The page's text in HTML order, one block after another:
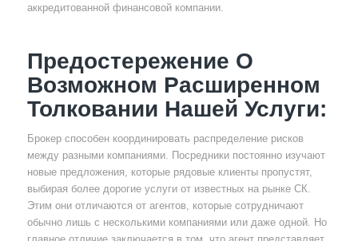
аккредитованной финансовой компании.
Предостережение О
Возможном Расширенном
Толковании Нашей Услуги:
Брокер способен координировать распределение рисков
между разными компаниями. Посредники постоянно изучают
новые предложения, которые рядовые клиенты пропустят,
выбирая более дорогие услуги от известных на рынке СК.
Этим они отличаются от агентов, которые сотрудничают
обычно лишь с несколькими компаниями или даже одной. Но